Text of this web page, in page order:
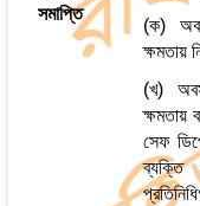
সমাপ্তি
(ক)
ক্ষমতায়
(খ)
ক্ষমতায়
সেফ
ব্যক্তি